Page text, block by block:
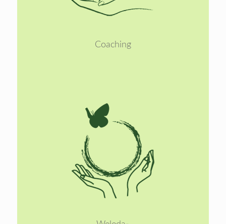
Coaching
meer